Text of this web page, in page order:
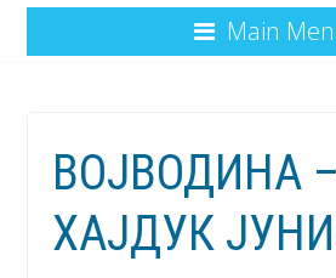
Main
ВОЈВОДИНА –
ХАЈДУК